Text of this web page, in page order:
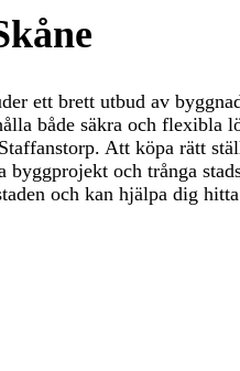
ett brett utbud av
både säkra och flexibla
Att köpa rätt
och trånga
och kan hjälpa dig